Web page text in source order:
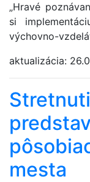
„Hravé
si
výchovno-
aktualizácia:
mesta